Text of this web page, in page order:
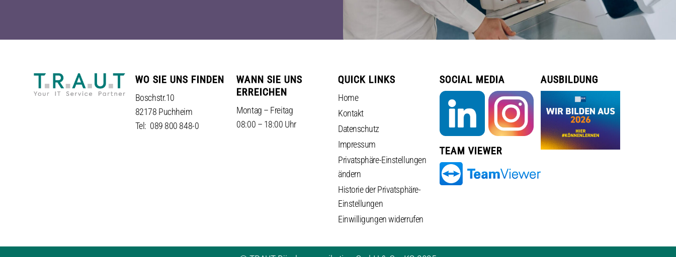
WO SIE UNS FINDEN
Boschstr.10
82178 Puchheim
Tel: 089 800 848-0
WANN SIE UNS
ERREICHEN
Montag – Freitag
08:00 – 18:00 Uhr
QUICK LINKS
Home
Kontakt
Datenschutz
Impressum
Privatsphäre-Einstellungen
ändern
Historie der Privatsphäre-
Einstellungen
Einwilligungen widerrufen
SOCIAL MEDIA
TEAM VIEWER
AUSBILDUNG